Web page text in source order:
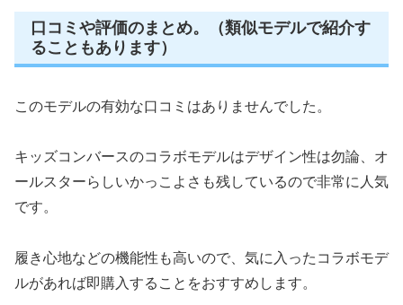
口コミや評価のまとめ。（類似モデルで紹介す
ることもあります）
このモデルの有効な口コミはありませんでした。
キッズコンバースのコラボモデルはデザイン性は勿論、オ
ールスターらしいかっこよさも残しているので非常に人気
です。
履き心地などの機能性も高いので、気に入ったコラボモデ
ルがあれば即購入することをおすすめします。